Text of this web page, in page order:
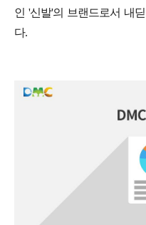
인 '신발'의 브랜드로서 내
다.